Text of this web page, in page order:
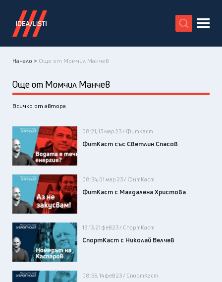
X
Начало > Още от Момчил Манчев
Още от Момчил Манчев
Всичко от автора
08:21, 13 мар 23 / ФитКаст
ФитКаст със Светлин Спасов
08:34, 01 мар 23 / ФитКаст
ФитКаст с Магдалена Христова
13:13, 21 фев 23 / СпортКаст
СпортКаст с Николай Велчев
08:56, 14 фев 23 / СпортКаст